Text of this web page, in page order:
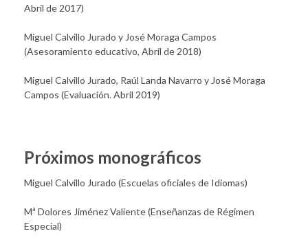
Abril de 2017)
Miguel Calvillo Jurado y José Moraga Campos
(Asesoramiento educativo, Abril de 2018)
Miguel Calvillo Jurado, Raúl Landa Navarro y José Moraga
Campos (Evaluación. Abril 2019)
Próximos monográficos
Miguel Calvillo Jurado (Escuelas oficiales de Idiomas)
Mª Dolores Jiménez Valiente (Enseñanzas de Régimen
Especial)